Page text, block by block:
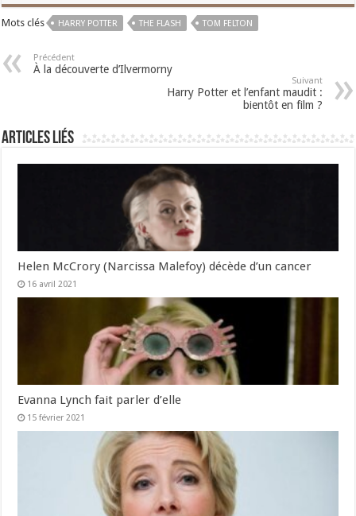
Mots clés HARRY POTTER THE FLASH TOM FELTON
Précédent
À la découverte d’Ilvermorny
Suivant
Harry Potter et l’enfant maudit :
bientôt en film ?
Articles liés
Helen McCrory (Narcissa Malefoy) décède d’un cancer
16 avril 2021
Evanna Lynch fait parler d’elle
15 février 2021